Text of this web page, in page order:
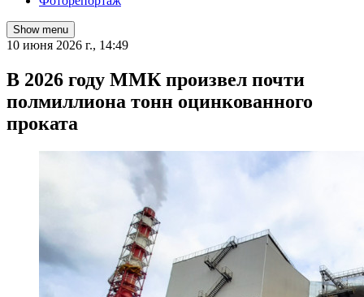
Show menu
10 июня 2026 г., 14:49
В 2026 году ММК произвел почти
полмиллиона тонн оцинкованного
проката